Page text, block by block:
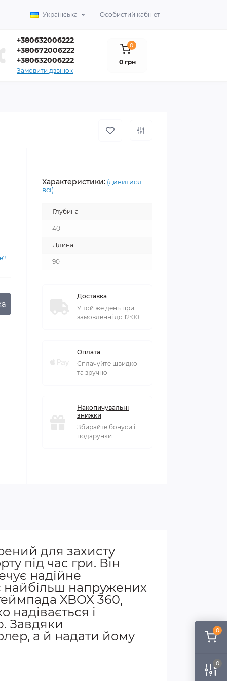
0
0
Українська Особистий кабінет
+380632006222
+380672006222
+380632006222
Замовити дзвінок
0
0 грн
Характеристики: (дивитися
всі)
Глубина
40
Длина
90
Доставка
У той же день при
замовленні до 12:00
Оплата
Сплачуйте швидко
та зручно
Накопичувальні
знижки
Збирайте бонуси і
подарунки
для захисту
під час гри. Він
надійне
найбільш напружених
XBOX 360,
надівається і
Завдяки
а й надати йому